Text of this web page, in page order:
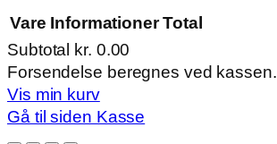
Varer
i
indkøbskurv
Vare Informationer Total
Subtotal kr. 0.00
Forsendelse beregnes ved kassen.
Vis min kurv
Gå til siden Kasse